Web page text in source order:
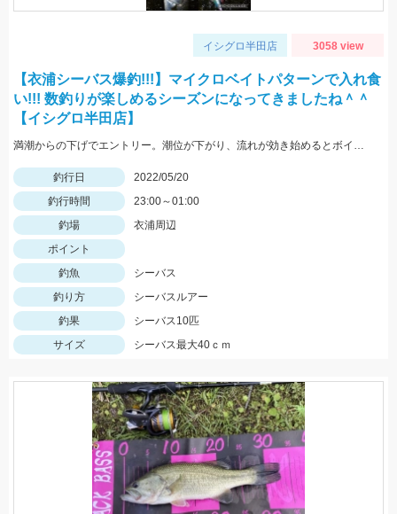
イシグロ半田店 3058 view
【衣浦シーバス爆釣!!!】マイクロベイトパターンで入れ食
い!!! 数釣りが楽しめるシーズンになってきましたね＾＾
【イシグロ半田店】
満潮からの下げでエントリー。潮位が下がり、流れが効き始めるとボイル多数。小型ルアーでスローで巻くと効果的でした。
釣行日
2022/05/20
釣行時間
23:00～01:00
釣場
衣浦周辺
ポイント
釣魚
シーバス
釣り方
シーバスルアー
釣果
シーバス10匹
サイズ
シーバス最大40ｃｍ